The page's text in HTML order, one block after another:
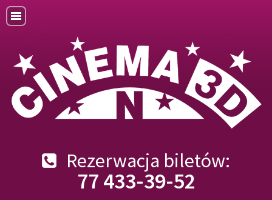
Rezerwacja biletów:
77 433-39-52